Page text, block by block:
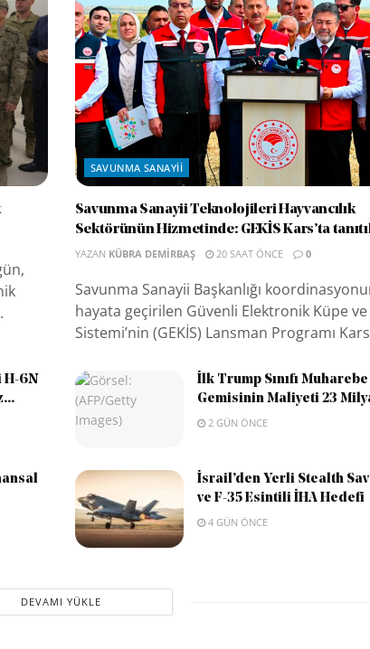
SAVUNMA SANAYII
Savunma Sanayii Teknolojileri Hayvancılık
Sektörünün Hizmetinde: GEKİS Kars’ta
YAZAN KÜBRA DEMIRBAŞ 20 SAAT ÖNCE 0
Savunma Sanayii Başkanlığı
hayata geçirilen Güvenli Elektronik Küpe
Sistemi’nin (GEKİS) Lansman Programı
H-6N
İlk Trump Sınıfı Muharebe
Gemisinin Maliyeti 23
2 GÜN ÖNCE
İsrail’den Yerli Stealth
ve F-35 Esintili İHA Hedefi
4 GÜN ÖNCE
DEVAMI YÜKLE